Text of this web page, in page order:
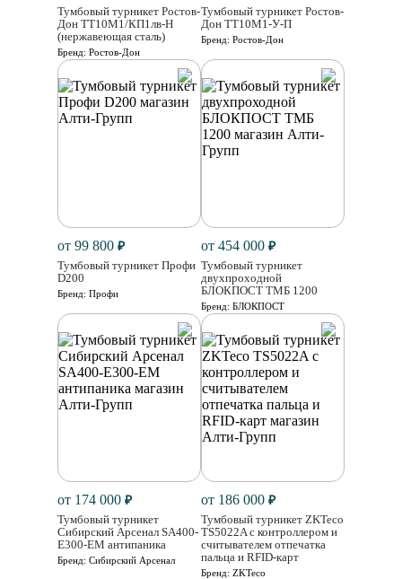
Тумбовый турникет Ростов-
Дон ТТ10М1/КП1лв-Н
(нержавеющая сталь)
Бренд: Ростов-Дон
Тумбовый турникет Ростов-
Дон ТТ10М1-У-П
Бренд: Ростов-Дон
от 99 800 ₽
Тумбовый турникет Профи
D200
Бренд: Профи
от 454 000 ₽
Тумбовый турникет
двухпроходной
БЛОКПОСТ ТМБ 1200
Бренд: БЛОКПОСТ
от 174 000 ₽
Тумбовый турникет
Сибирский Арсенал SA400-
Е300-EM антипаника
Бренд: Сибирский Арсенал
от 186 000 ₽
Тумбовый турникет ZKTeco
TS5022A с контроллером и
считывателем отпечатка
пальца и RFID-карт
Бренд: ZKTeco